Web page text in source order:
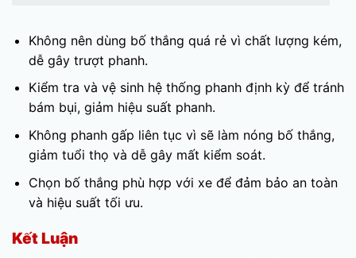
Không nên dùng bố thắng quá rẻ vì chất lượng kém,
dễ gây trượt phanh.
Kiểm tra và vệ sinh hệ thống phanh định kỳ để tránh
bám bụi, giảm hiệu suất phanh.
Không phanh gấp liên tục vì sẽ làm nóng bố thắng,
giảm tuổi thọ và dễ gây mất kiểm soát.
Chọn bố thắng phù hợp với xe để đảm bảo an toàn
và hiệu suất tối ưu.
Kết Luận